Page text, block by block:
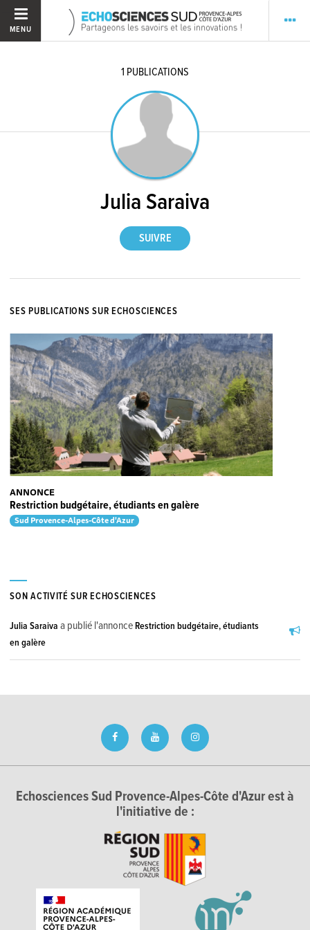
MENU
1 PUBLICATIONS
Julia Saraiva
SES PUBLICATIONS SUR ECHOSCIENCES
ANNONCE
Restriction budgétaire, étudiants en galère
Sud Provence-Alpes-Côte d'Azur
SON ACTIVITÉ SUR ECHOSCIENCES
Julia Saraiva a publié l'annonceRestriction budgétaire, étudiants
en galère
Echosciences Sud Provence-Alpes-Côte d'Azur est à
l'initiative de :